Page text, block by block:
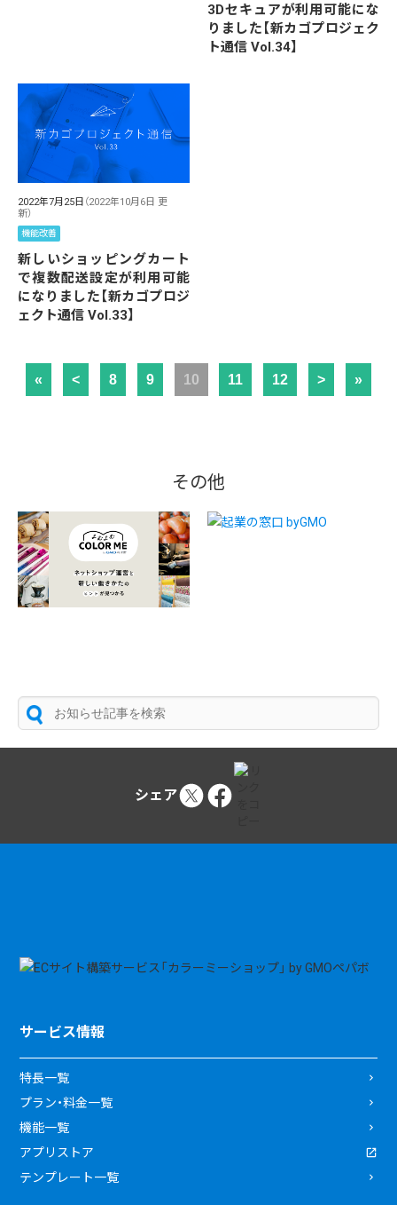
3Dセキュアが利用可能にな
りました【新カゴプロジェク
ト通信 Vol.34】
2022年7月25日 （2022年10月6日 更
新）
機能改善
新しいショッピングカート
で複数配送設定が利用可能
になりました【新カゴプロジ
ェクト通信 Vol.33】
« < 8 9 10 11 12 > »
その他
シェア
サービス情報
特長一覧
プラン・料金一覧
機能一覧
アプリストア
テンプレート一覧